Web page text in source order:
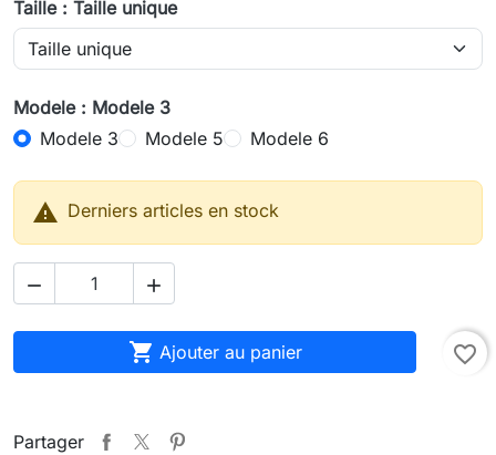
Taille : Taille unique
Modele : Modele 3
Modele 3
Modele 5 Modele 6
 Derniers articles en stock
 
 Ajouter au panier favorite_border
Partager